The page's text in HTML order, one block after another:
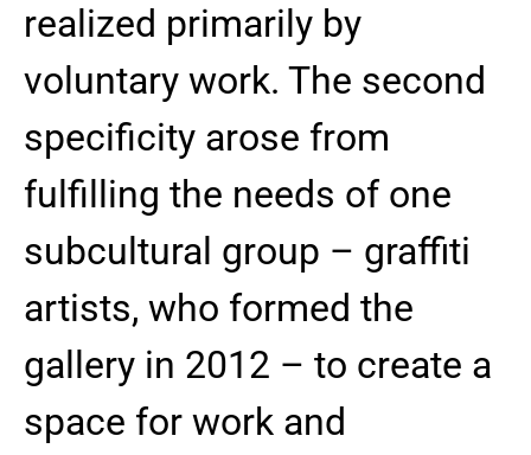
realized primarily by
voluntary work. The second
specificity arose from
fulfilling the needs of one
subcultural group – graffiti
artists, who formed the
gallery in 2012 – to create a
space for work and